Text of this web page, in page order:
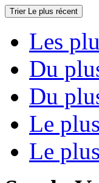
Trier Le plus récent
Les
Du
Du
Le
Le